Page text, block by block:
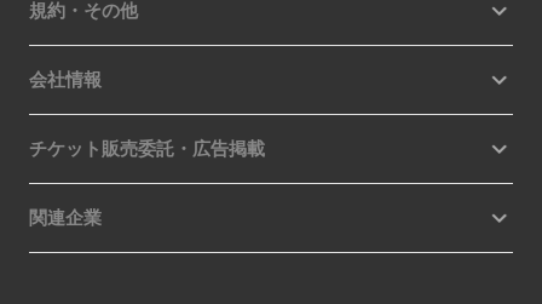
規約・その他
会社情報
チケット販売委託・広告掲載
関連企業